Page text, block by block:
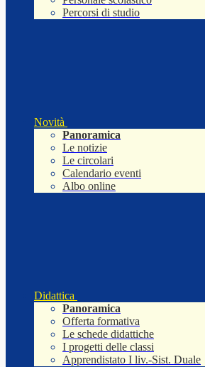
Percorsi di studio
Novità
Panoramica
Le notizie
Le circolari
Calendario eventi
Albo online
Didattica
Panoramica
Offerta formativa
Le schede didattiche
I progetti delle classi
Apprendistato I liv.-Sist. Duale